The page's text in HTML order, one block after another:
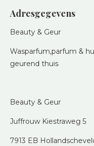
Adresgegevens
Beauty & Geur
Wasparfum,parfum &
geurend thuis
Beauty & Geur
Juffrouw Kiestraweg 5
7913 EB